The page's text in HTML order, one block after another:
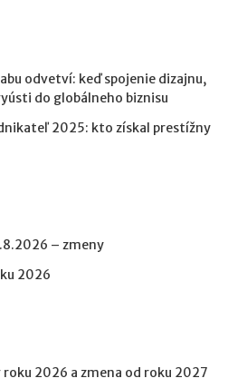
odvetví: keď spojenie dizajnu,
do globálneho biznisu
2025: kto získal prestížny
– zmeny
2026
2026 a zmena od roku 2027